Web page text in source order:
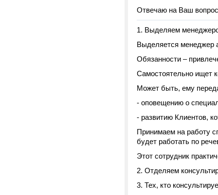
Отвечаю на Ваш
1. Выделяем
Выделяется менеджер
Обязанности –
Самостоятельно ищет
Может быть, ему
- оповещению о
- развитию Клиентов,
Принимаем на работу
будет работать по
Этот сотрудник
2. Отделяем
3. Тех, кто